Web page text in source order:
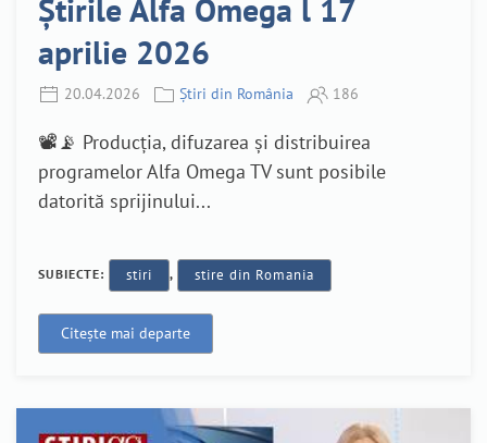
Știrile Alfa Omega l 17
aprilie 2026
20.04.2026 Știri din România 186
📽️📡 Producția, difuzarea și distribuirea
programelor Alfa Omega TV sunt posibile
datorită sprijinului...
SUBIECTE: stiri , stire din Romania
Citește mai departe